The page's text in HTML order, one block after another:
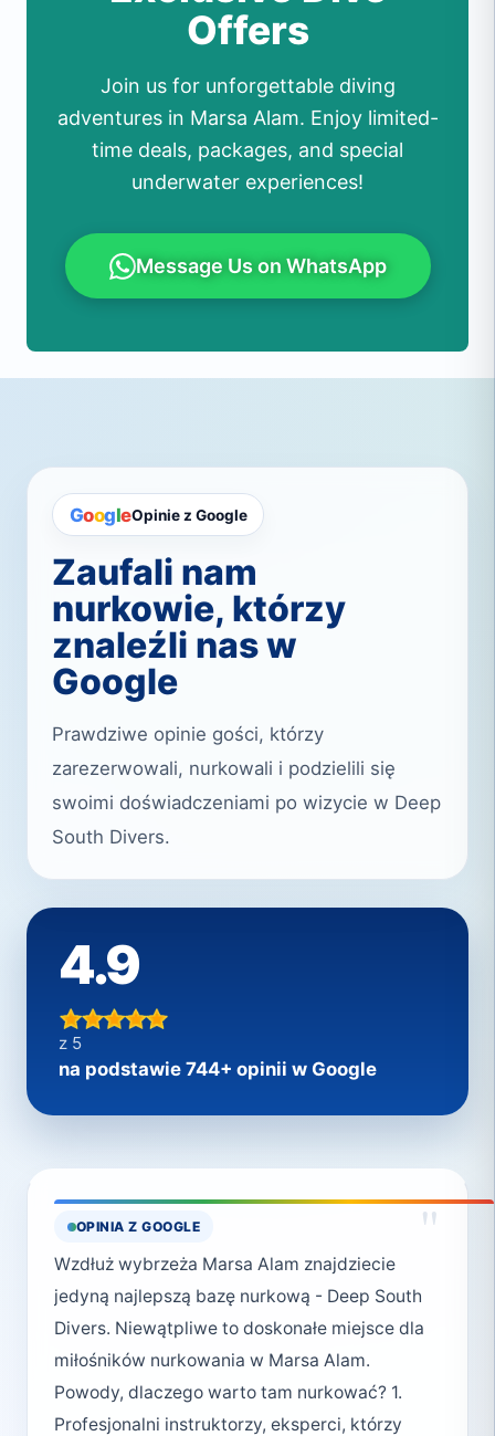
Offers
Join us for unforgettable diving
adventures in Marsa Alam. Enjoy limited-
time deals, packages, and special
underwater experiences!
Message Us on WhatsApp
GoogleOpinie z Google
Zaufali nam
nurkowie, którzy
znaleźli nas w
Google
Prawdziwe opinie gości, którzy
zarezerwowali, nurkowali i podzielili się
swoimi doświadczeniami po wizycie w Deep
South Divers.
4.9
z 5
na podstawie 744+ opinii w Google
OPINIA Z GOOGLE "
Wzdłuż wybrzeża Marsa Alam znajdziecie
jedyną najlepszą bazę nurkową - Deep South
Divers. Niewątpliwe to doskonałe miejsce dla
miłośników nurkowania w Marsa Alam.
Powody, dlaczego warto tam nurkować? 1.
Profesjonalni instruktorzy, eksperci, którzy